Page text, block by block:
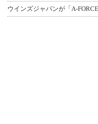
ウインズジャパンが「A-